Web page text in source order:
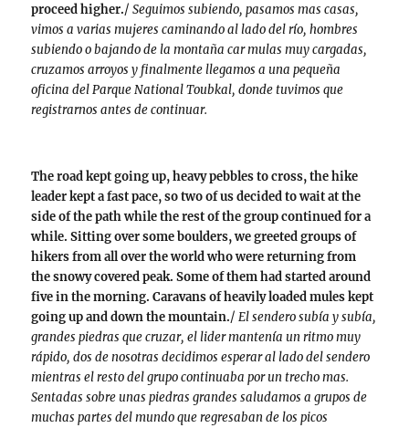
proceed higher./Seguimos subiendo, pasamos mas casas,
vimos a varias mujeres caminando al lado del río, hombres
subiendo o bajando de la montaña car mulas muy cargadas,
cruzamos arroyos y finalmente llegamos a una pequeña
oficina del Parque National Toubkal, donde tuvimos que
registrarnos antes de continuar.
The road kept going up, heavy pebbles to cross, the hike
leader kept a fast pace, so two of us decided to wait at the
side of the path while the rest of the group continued for a
while. Sitting over some boulders, we greeted groups of
hikers from all over the world who were returning from
the snowy covered peak. Some of them had started around
five in the morning. Caravans of heavily loaded mules kept
going up and down the mountain./El sendero subía y subía,
grandes piedras que cruzar, el lider mantenía un ritmo muy
rápido, dos de nosotras decidimos esperar al lado del sendero
mientras el resto del grupo continuaba por un trecho mas.
Sentadas sobre unas piedras grandes saludamos a grupos de
muchas partes del mundo que regresaban de los picos